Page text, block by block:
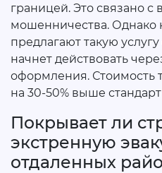
границей. Это связано с
мошенничества. Однако
предлагают такую
начнет действовать
оформления. Стоимость
на 30-50% выше
Покрывает ли
экстренную
отдаленных